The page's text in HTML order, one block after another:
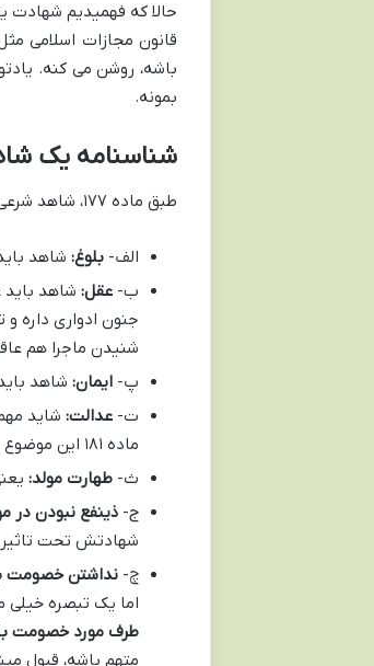
حالا که فهمیدیم شهادت
قانون مجازات اسلامی
باشه، روشن می کنه.
بمونه.
شناسنامه یک شاهد شرعی:
طبق ماده ۱۷۷، شاهد شرعی باید این شرایط رو داشته باشه:
الف-بلوغ: شاهد باید به
ب-عقل:
جنون ادواری داره
شنیدن ماجرا هم
پ-ایمان: شاهد
ت-عدالت: شاید
ماده ۱۸۱ این موضوع رو بیشتر باز می کنه.
ث-طهارت مولد:
ج-ذینفع نبودن در
شهادتش تحت تاثیر
چ-نداشتن خصومت
اما یک تبصره خیلی مهم داره
طرف مورد خصومت
متهم باشه، قبول